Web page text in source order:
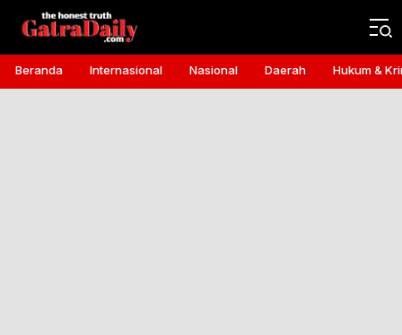
Gatra Daily
the honest truth
Beranda Internasional Nasional Daerah Hukum &